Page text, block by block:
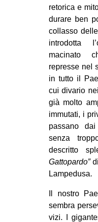
retorica e
durare ben
collasso
introdotta
macinato
represse nel
in tutto il
cui divario
già molto
immutati, i
passano
senza
descritto
Gattopardo”di
Lampedusa.
Il nostro
sembra
vizi. I